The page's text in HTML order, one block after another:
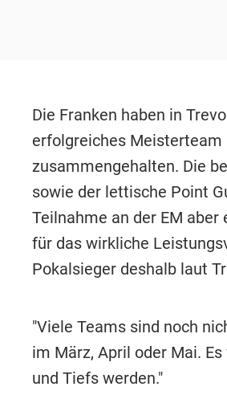
Die Franken haben in
erfolgreiches
zusammengehalten. Die
sowie der lettische Point
Teilnahme an der EM
für das wirkliche
Pokalsieger deshalb laut
"Viele Teams sind noch
im März, April oder Mai.
und Tiefs werden."